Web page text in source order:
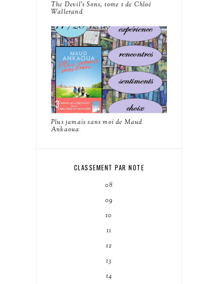
The Devil's Sons, tome 1 de Chloé
Wallerand
Plus jamais sans moi de Maud
Ankaoua
CLASSEMENT PAR NOTE
08
09
10
11
12
13
14